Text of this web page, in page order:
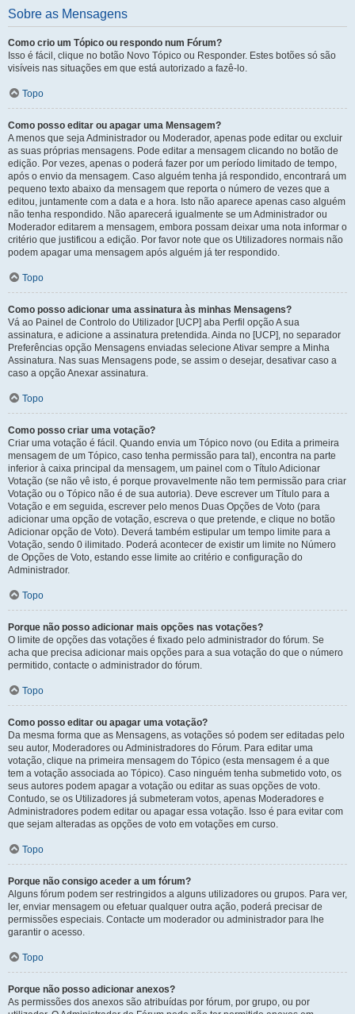
Sobre as Mensagens
Como crio um Tópico ou respondo num Fórum?
Isso é fácil, clique no botão Novo Tópico ou Responder. Estes botões só são
visíveis nas situações em que está autorizado a fazê-lo.
Topo
Como posso editar ou apagar uma Mensagem?
A menos que seja Administrador ou Moderador, apenas pode editar ou excluir
as suas próprias mensagens. Pode editar a mensagem clicando no botão de
edição. Por vezes, apenas o poderá fazer por um período limitado de tempo,
após o envio da mensagem. Caso alguém tenha já respondido, encontrará um
pequeno texto abaixo da mensagem que reporta o número de vezes que a
editou, juntamente com a data e a hora. Isto não aparece apenas caso alguém
não tenha respondido. Não aparecerá igualmente se um Administrador ou
Moderador editarem a mensagem, embora possam deixar uma nota informar o
critério que justificou a edição. Por favor note que os Utilizadores normais não
podem apagar uma mensagem após alguém já ter respondido.
Topo
Como posso adicionar uma assinatura às minhas Mensagens?
Vá ao Painel de Controlo do Utilizador [UCP] aba Perfil opção A sua
assinatura, e adicione a assinatura pretendida. Ainda no [UCP], no separador
Preferências opção Mensagens enviadas selecione Ativar sempre a Minha
Assinatura. Nas suas Mensagens pode, se assim o desejar, desativar caso a
caso a opção Anexar assinatura.
Topo
Como posso criar uma votação?
Criar uma votação é fácil. Quando envia um Tópico novo (ou Edita a primeira
mensagem de um Tópico, caso tenha permissão para tal), encontra na parte
inferior à caixa principal da mensagem, um painel com o Título Adicionar
Votação (se não vê isto, é porque provavelmente não tem permissão para criar
Votação ou o Tópico não é de sua autoria). Deve escrever um Título para a
Votação e em seguida, escrever pelo menos Duas Opções de Voto (para
adicionar uma opção de votação, escreva o que pretende, e clique no botão
Adicionar opção de Voto). Deverá também estipular um tempo limite para a
Votação, sendo 0 ilimitado. Poderá acontecer de existir um limite no Número
de Opções de Voto, estando esse limite ao critério e configuração do
Administrador.
Topo
Porque não posso adicionar mais opções nas votações?
O limite de opções das votações é fixado pelo administrador do fórum. Se
acha que precisa adicionar mais opções para a sua votação do que o número
permitido, contacte o administrador do fórum.
Topo
Como posso editar ou apagar uma votação?
Da mesma forma que as Mensagens, as votações só podem ser editadas pelo
seu autor, Moderadores ou Administradores do Fórum. Para editar uma
votação, clique na primeira mensagem do Tópico (esta mensagem é a que
tem a votação associada ao Tópico). Caso ninguém tenha submetido voto, os
seus autores podem apagar a votação ou editar as suas opções de voto.
Contudo, se os Utilizadores já submeteram votos, apenas Moderadores e
Administradores podem editar ou apagar essa votação. Isso é para evitar com
que sejam alteradas as opções de voto em votações em curso.
Topo
Porque não consigo aceder a um fórum?
Alguns fórum podem ser restringidos a alguns utilizadores ou grupos. Para ver,
ler, enviar mensagem ou efetuar qualquer outra ação, poderá precisar de
permissões especiais. Contacte um moderador ou administrador para lhe
garantir o acesso.
Topo
Porque não posso adicionar anexos?
As permissões dos anexos são atribuídas por fórum, por grupo, ou por